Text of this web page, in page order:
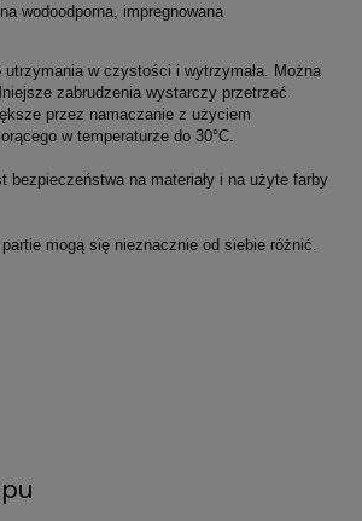
wodoodporna, impregnowana
utrzymania w czystości i wytrzymała. Można
zabrudzenia wystarczy przetrzeć
przez namaczanie z użyciem
w temperaturze do 30°C.
bezpieczeństwa na materiały i na użyte farby
mogą się nieznacznie od siebie różnić.